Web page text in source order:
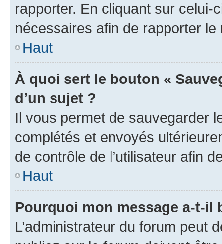
rapporter. En cliquant sur
nécessaires afin de rapporter le
Haut
À quoi sert le bouton «
d’un sujet ?
Il vous permet de sauvegarder
complétés et envoyés
de contrôle de l’utilisateur afin
Haut
Pourquoi mon message a-t-il
L’administrateur du forum peut